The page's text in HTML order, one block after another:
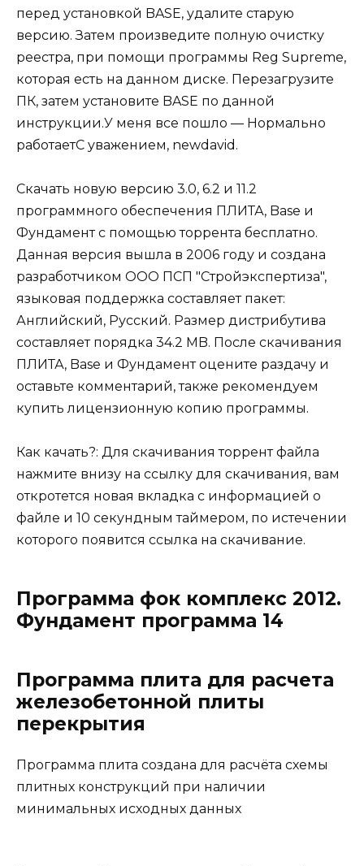
перед установкой BASE, удалите старую
версию. Затем произведите полную очистку
реестра, при помощи программы Reg Supreme,
которая есть на данном диске. Перезагрузите
ПК, затем установите BASE по данной
инструкции.У меня все пошло — Нормально
работаетС уважением, newdavid.
Скачать новую версию 3.0, 6.2 и 11.2
программного обеспечения ПЛИТА, Base и
Фундамент с помощью торрента бесплатно.
Данная версия вышла в 2006 году и создана
разработчиком ООО ПСП "Стройэкспертиза",
языковая поддержка составляет пакет:
Английский, Русский. Размер дистрибутива
составляет порядка 34.2 MB. После скачивания
ПЛИТА, Base и Фундамент оцените раздачу и
оставьте комментарий, также рекомендуем
купить лицензионную копию программы.
Как качать?: Для скачивания торрент файла
нажмите внизу на ссылку для скачивания, вам
откротется новая вкладка с информацией о
файле и 10 секундным таймером, по истечении
которого появится ссылка на скачивание.
Программа фок комплекс 2012.
Фундамент программа 14
Программа плита для расчета
железобетонной плиты
перекрытия
Программа плита создана для расчёта схемы
плитных конструкций при наличии
минимальных исходных данных